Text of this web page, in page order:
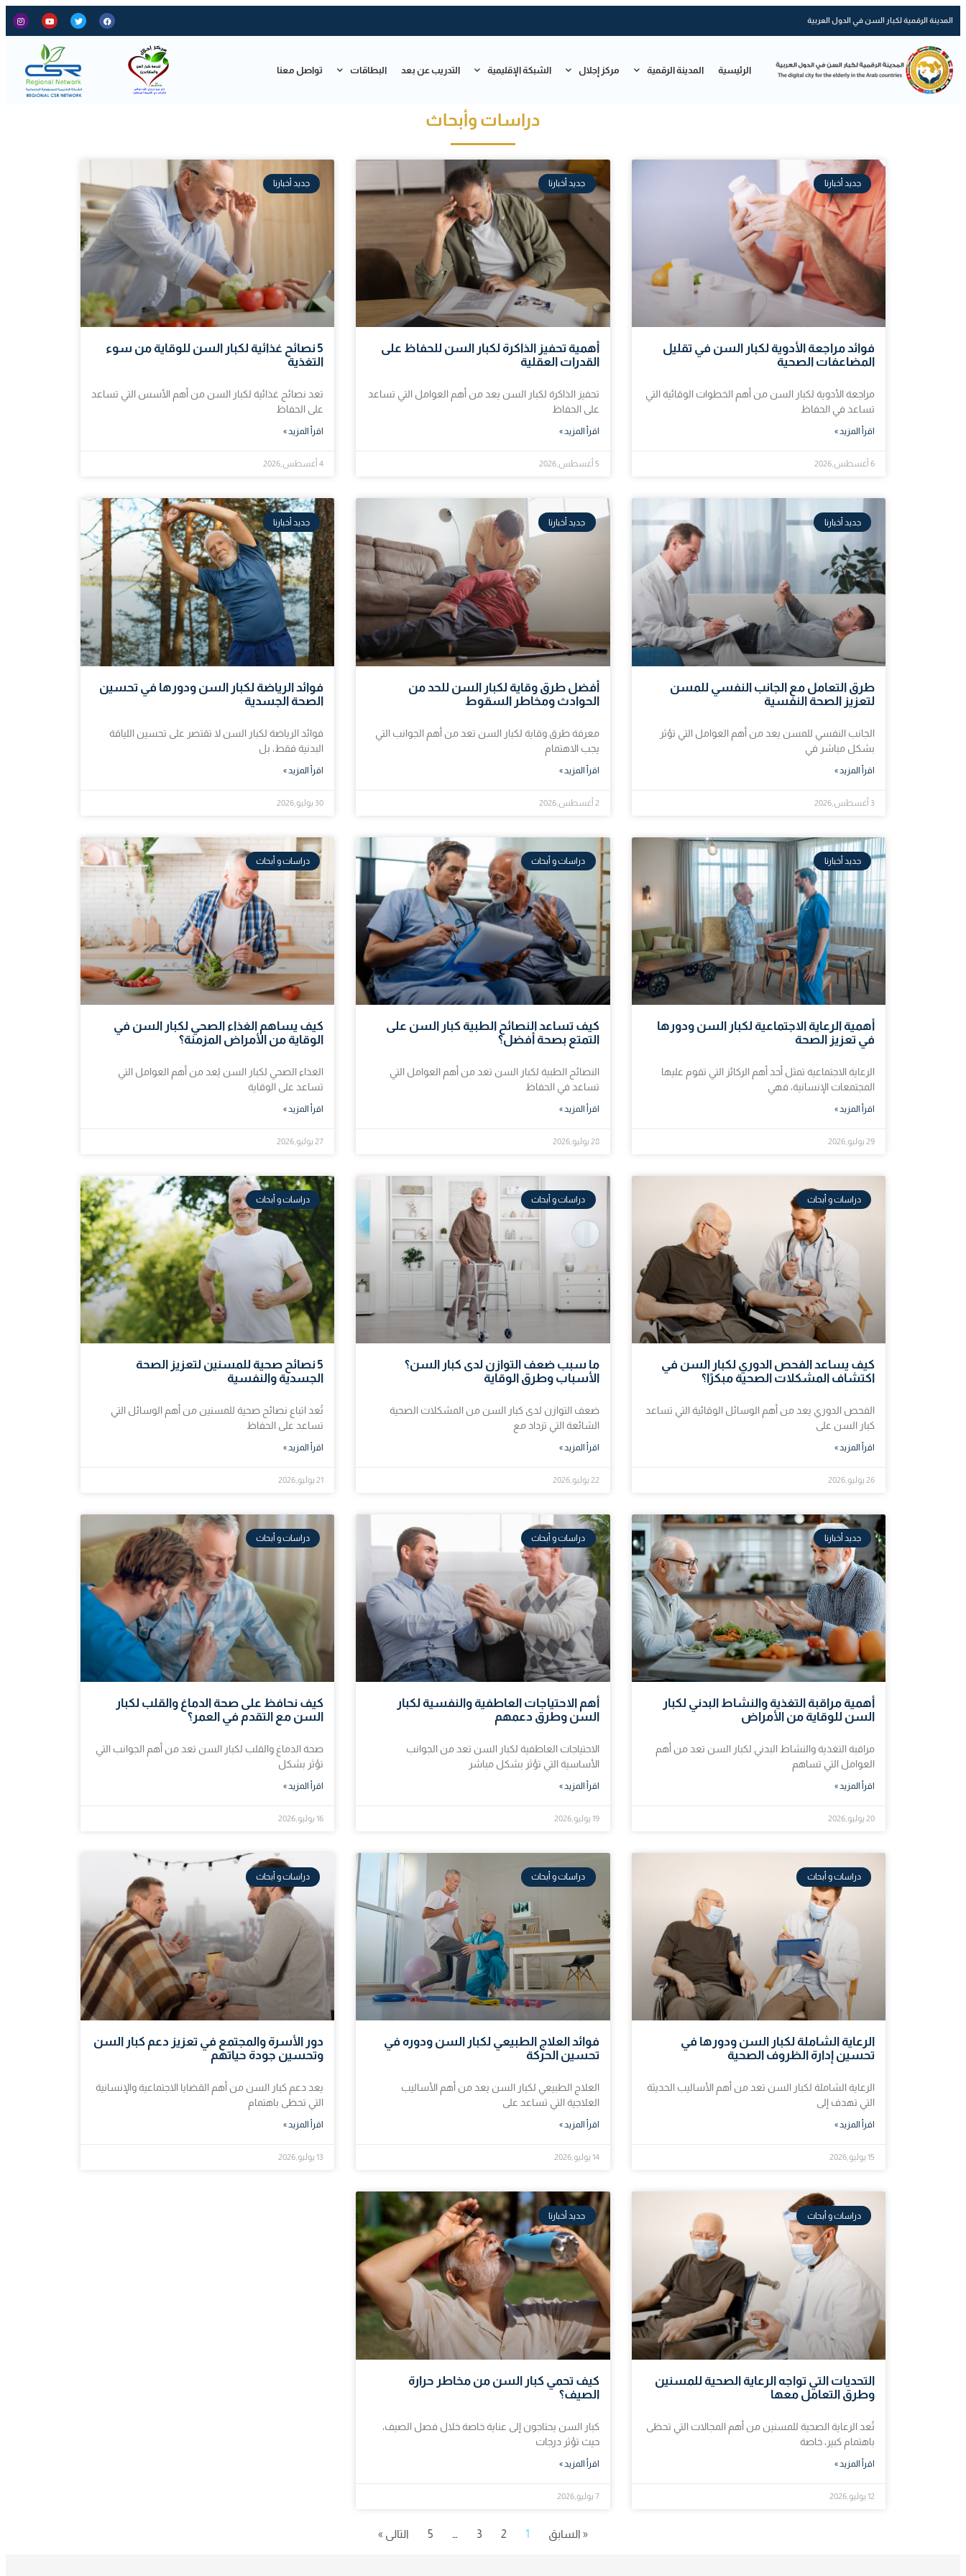
المدينة الرقمية لكبار السن في الدول العربية
الرئيسية المدينة الرقمية مركز إجلال الشبكة الإقليمية التدريب عن بعد البطاقات تواصل معنا
دراسات وأبحاث
جديد أخبارنا
فوائد مراجعة الأدوية لكبار السن في تقليل
المضاعفات الصحية
مراجعة الأدوية لكبار السن من أهم الخطوات الوقائية التي
تساعد في الحفاظ
اقرأ المزيد »
6 أغسطس,2026
جديد أخبارنا
أهمية تحفيز الذاكرة لكبار السن للحفاظ على
القدرات العقلية
تحفيز الذاكرة لكبار السن يعد من أهم العوامل التي تساعد
على الحفاظ
اقرأ المزيد »
5 أغسطس,2026
جديد أخبارنا
5 نصائح غذائية لكبار السن للوقاية من سوء
التغذية
تعد نصائح غذائية لكبار السن من أهم الأسس التي تساعد
على الحفاظ
اقرأ المزيد »
4 أغسطس,2026
جديد أخبارنا
طرق التعامل مع الجانب النفسي للمسن
لتعزيز الصحة النفسية
الجانب النفسي للمسن يعد من أهم العوامل التي تؤثر
بشكل مباشر في
اقرأ المزيد »
3 أغسطس,2026
جديد أخبارنا
أفضل طرق وقاية لكبار السن للحد من
الحوادث ومخاطر السقوط
معرفة طرق وقاية لكبار السن تعد من أهم الجوانب التي
يجب الاهتمام
اقرأ المزيد »
2 أغسطس,2026
جديد أخبارنا
فوائد الرياضة لكبار السن ودورها في تحسين
الصحة الجسدية
فوائد الرياضة لكبار السن لا تقتصر على تحسين اللياقة
البدنية فقط، بل
اقرأ المزيد »
30 يوليو,2026
جديد أخبارنا
أهمية الرعاية الاجتماعية لكبار السن ودورها
في تعزيز الصحة
الرعاية الاجتماعية تمثل أحد أهم الركائز التي تقوم عليها
المجتمعات الإنسانية، فهي
اقرأ المزيد »
29 يوليو,2026
دراسات و أبحاث
كيف تساعد النصائح الطبية كبار السن على
التمتع بصحة أفضل؟
النصائح الطبية لكبار السن تعد من أهم العوامل التي
تساعد في الحفاظ
اقرأ المزيد »
28 يوليو,2026
دراسات و أبحاث
كيف يساهم الغذاء الصحي لكبار السن في
الوقاية من الأمراض المزمنة؟
الغذاء الصحي لكبار السن يُعد من أهم العوامل التي
تساعد على الوقاية
اقرأ المزيد »
27 يوليو,2026
دراسات و أبحاث
كيف يساعد الفحص الدوري لكبار السن في
اكتشاف المشكلات الصحية مبكرًا؟
الفحص الدوري يعد من أهم الوسائل الوقائية التي تساعد
كبار السن على
اقرأ المزيد »
26 يوليو,2026
دراسات و أبحاث
ما سبب ضعف التوازن لدى كبار السن؟
الأسباب وطرق الوقاية
ضعف التوازن لدى كبار السن من المشكلات الصحية
الشائعة التي تزداد مع
اقرأ المزيد »
22 يوليو,2026
دراسات و أبحاث
5 نصائح صحية للمسنين لتعزيز الصحة
الجسدية والنفسية
تُعد اتباع نصائح صحية للمسنين من أهم الوسائل التي
تساعد على الحفاظ
اقرأ المزيد »
21 يوليو,2026
جديد أخبارنا
أهمية مراقبة التغذية والنشاط البدني لكبار
السن للوقاية من الأمراض
مراقبة التغذية والنشاط البدني لكبار السن تعد من أهم
العوامل التي تساهم
اقرأ المزيد »
20 يوليو,2026
دراسات و أبحاث
أهم الاحتياجات العاطفية والنفسية لكبار
السن وطرق دعمهم
الاحتياجات العاطفية لكبار السن تعد من الجوانب
الأساسية التي تؤثر بشكل مباشر
اقرأ المزيد »
19 يوليو,2026
دراسات و أبحاث
كيف نحافظ على صحة الدماغ والقلب لكبار
السن مع التقدم في العمر؟
صحة الدماغ والقلب لكبار السن تعد من أهم الجوانب التي
تؤثر بشكل
اقرأ المزيد »
16 يوليو,2026
دراسات و أبحاث
الرعاية الشاملة لكبار السن ودورها في
تحسين إدارة الظروف الصحية
الرعاية الشاملة لكبار السن تعد من أهم الأساليب الحديثة
التي تهدف إلى
اقرأ المزيد »
15 يوليو,2026
دراسات و أبحاث
فوائد العلاج الطبيعي لكبار السن ودوره في
تحسين الحركة
العلاج الطبيعي لكبار السن يعد من أهم الأساليب
العلاجية التي تساعد على
اقرأ المزيد »
14 يوليو,2026
دراسات و أبحاث
دور الأسرة والمجتمع في تعزيز دعم كبار السن
وتحسين جودة حياتهم
يعد دعم كبار السن من أهم القضايا الاجتماعية والإنسانية
التي تحظى باهتمام
اقرأ المزيد »
13 يوليو,2026
دراسات و أبحاث
التحديات التي تواجه الرعاية الصحية للمسنين
وطرق التعامل معها
تُعد الرعاية الصحية للمسنين من أهم المجالات التي تحظى
باهتمام كبير، خاصة
اقرأ المزيد »
12 يوليو,2026
جديد أخبارنا
كيف تحمي كبار السن من مخاطر حرارة
الصيف؟
كبار السن يحتاجون إلى عناية خاصة خلال فصل الصيف،
حيث تؤثر درجات
اقرأ المزيد »
7 يوليو,2026
« السابق 1
2
3
…
5 التالى »